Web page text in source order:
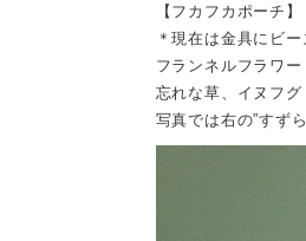
【フカフカポーチ
＊現在は金具にビ
フランネルフラワ
忘れな草、イヌフ
写真では右の”すず